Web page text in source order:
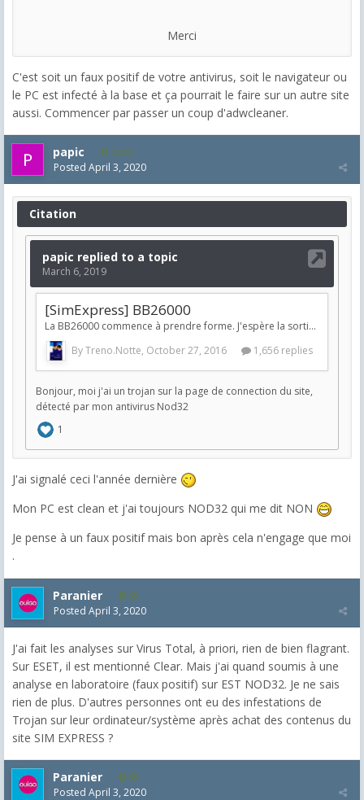
Merci
C'est soit un faux positif de votre antivirus, soit le navigateur ou
le PC est infecté à la base et ça pourrait le faire sur un autre site
aussi. Commencer par passer un coup d'adwcleaner.
papic 1,372
Posted April 3, 2020
Citation
J'ai signalé ceci l'année dernière
Mon PC est clean et j'ai toujours NOD32 qui me dit NON
Je pense à un faux positif mais bon après cela n'engage que moi
.
Paranier 55
Posted April 3, 2020
J'ai fait les analyses sur Virus Total, à priori, rien de bien flagrant.
Sur ESET, il est mentionné Clear. Mais j'ai quand soumis à une
analyse en laboratoire (faux positif) sur EST NOD32. Je ne sais
rien de plus. D'autres personnes ont eu des infestations de
Trojan sur leur ordinateur/système après achat des contenus du
site SIM EXPRESS ?
Paranier 55
Posted April 3, 2020